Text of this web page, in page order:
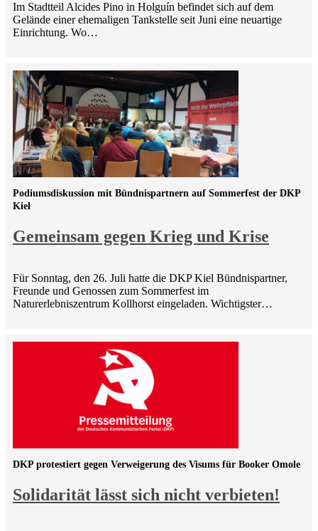
Im Stadtteil Alcides Pino in Holguín befindet sich auf dem
Gelände einer ehemaligen Tankstelle seit Juni eine neuartige
Einrichtung. Wo…
Gemeinsam gegen Krieg und Krise
Podiumsdiskussion mit Bündnispartnern auf Sommerfest der DKP
Kiel
Für Sonntag, den 26. Juli hatte die DKP Kiel Bündnispartner,
Freunde und Genossen zum Sommerfest im
Naturerlebniszentrum Kollhorst eingeladen. Wichtigster…
Solidarität lässt sich nicht verbieten!
DKP protestiert gegen Verweigerung des Visums für Booker Omole